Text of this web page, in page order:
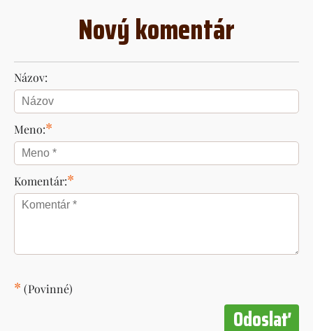
Nový komentár
Názov:
Meno:*
Komentár:*
* (Povinné)
Odoslať